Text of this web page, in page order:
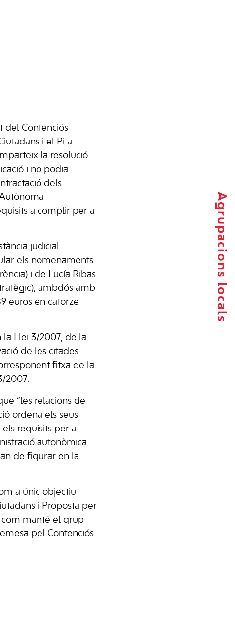
Agrupacions locals
del Contenciós
i el Pi a
la resolució
i no podia
dels
a complir per a
judicial
els nomenaments
i de Lucía Ribas
ambdós amb
euros en catorze
Llei 3/2007, de la
de les citades
fitxa de la
2007.
“les relacions de
ordena els seus
requisits per a
autonòmica
de figurar en la
a únic objectiu
i Proposta per
com manté el grup
pel Contenciós